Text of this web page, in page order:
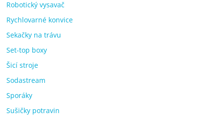
Robotický vysavač
Rychlovarné konvice
Sekačky na trávu
Set-top boxy
Šicí stroje
Sodastream
Sporáky
Sušičky potravin